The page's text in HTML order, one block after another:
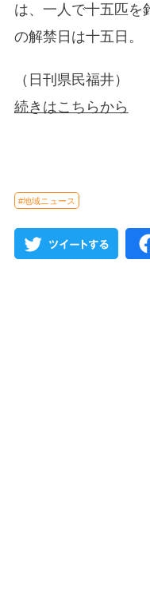
は、一人で十五匹を
の解禁日は十五日。
（日刊県民福井）
続きはこちらから
#地域ニュース